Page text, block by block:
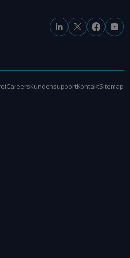
CareersKundensupportKontaktSitemap